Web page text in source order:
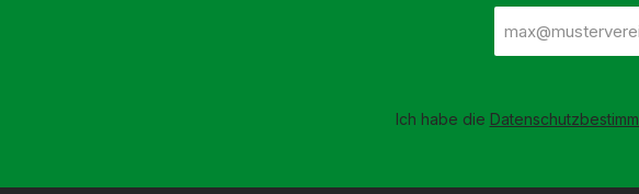
Mail-
Adresse
Ich habe die